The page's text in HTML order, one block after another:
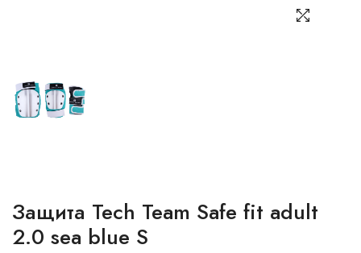
Защита Tech Team Safe fit adult
2.0 sea blue S